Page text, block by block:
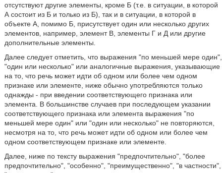
отсутствуют другие элементы, кроме Б (т.е. в ситуации, в которой
А состоит из Б и только из Б), так и в ситуации, в которой в
объекте А, помимо Б, присутствует один или несколько других
элементов, например, элемент В, элементы Г и Д или другие
дополнительные элементы.
Далее следует отметить, что выражения "по меньшей мере один",
"один или несколько" или аналогичные выражения, указывающие
на то, что речь может идти об одном или более чем одном
признаке или элементе, ниже обычно употребляются только
однажды - при введении соответствующего признака или
элемента. В большинстве случаев при последующем указании
соответствующего признака или элемента выражения "по
меньшей мере один" или "один или несколько" не повторяются,
несмотря на то, что речь может идти об одном или более чем
одном соответствующем признаке или элементе.
Далее, ниже по тексту выражения "предпочтительно", "более
предпочтительно", "особенно", "преимущественно", "в частности",